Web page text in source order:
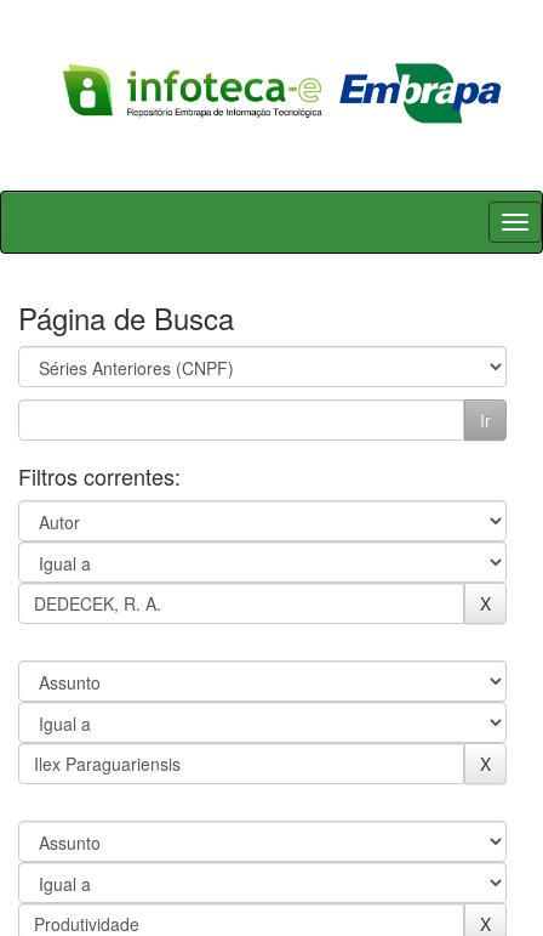
Skip
Página de Busca
Filtros correntes: